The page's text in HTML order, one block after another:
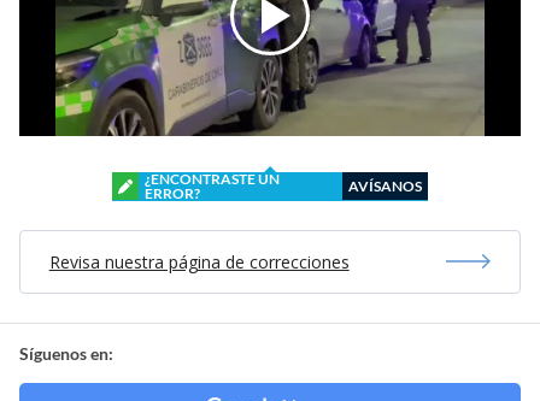
¿ENCONTRASTE UN
ERROR?
AVÍSANOS
Revisa nuestra página de correcciones
Síguenos en: